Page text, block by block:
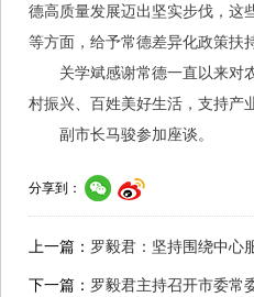
德高质量发展迈出坚实步伐，这
等方面，给予常德差异化政策扶
关学斌感谢常德一直以来对
村振兴、百姓美好生活，支持产
副市长马骏参加座谈。
分享到：
上一篇： 罗毅君：坚持围绕中心
下一篇： 罗毅君主持召开市委常